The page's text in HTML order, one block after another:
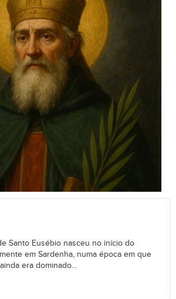
Santo Eusébio nasceu no início do
em Sardenha, numa época em que
era dominado...